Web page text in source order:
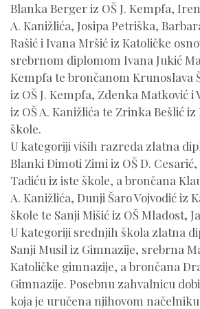
Blanka Berger iz OŠ J. Kempfa,
A. Kanižlića, Josipa Petriška,
Rašić i Ivana Mršić iz Katoličke
srebrnom diplomom Ivana Jukić
Kempfa te brončanom Krunoslava
iz OŠ J. Kempfa, Zdenka Matković
iz OŠ A. Kanižlića te Zrinka Bešlić
škole.
U kategoriji viših razreda zlatna
Blanki Đimoti Zimi iz OŠ D.
Tadiću iz iste škole, a brončana
A. Kanižlića, Dunji Šaro Vojvodić iz
škole te Sanji Mišić iz OŠ Mladost,
U kategoriji srednjih škola zlatna
Sanji Musil iz Gimnazije, srebrna
Katoličke gimnazije, a brončana
Gimnazije. Posebnu zahvalnicu
koja je uručena njihovom